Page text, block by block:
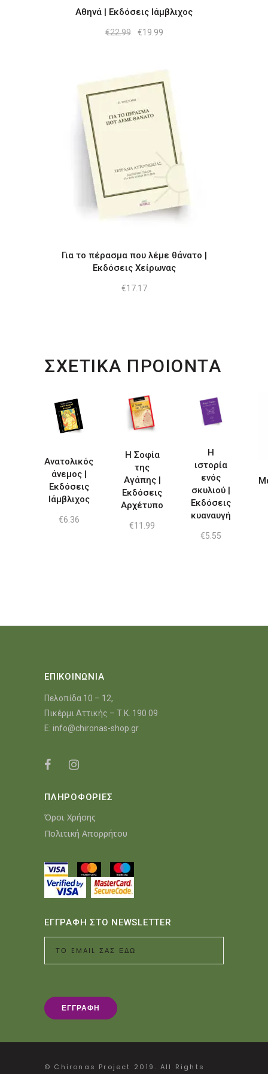
Αθηνά | Εκδόσεις Ιάμβλιχος
€22.99
Original
€19.99Η
Για το πέρασμα που λέμε θάνατο |
Εκδόσεις Χείρωνας
€17.17
ΣΧΕΤΙΚΑ ΠΡΟΙΟΝΤΑ
Ανατολικός
άνεμος |
Εκδόσεις
Ιάμβλιχος
€6.36
Η Σοφία
της
Αγάπης |
Εκδόσεις
Αρχέτυπο
€11.99
Η
ιστορία
ενός
σκυλιού |
Εκδόσεις
κυαναυγή
€5.55
ΕΠΙΚΟΙΝΩΝΙΑ
Πελοπίδα 10 – 12,
Πικέρμι Αττικής – Τ.Κ. 190 09
E: info@chironas-shop.gr
ΠΛΗΡΟΦΟΡΙΕΣ
Όροι Χρήσης
Πολιτική Απορρήτου
ΕΓΓΡΑΦΗ ΣΤΟ NEWSLETTER
© Chironas Project 2019. All Rights